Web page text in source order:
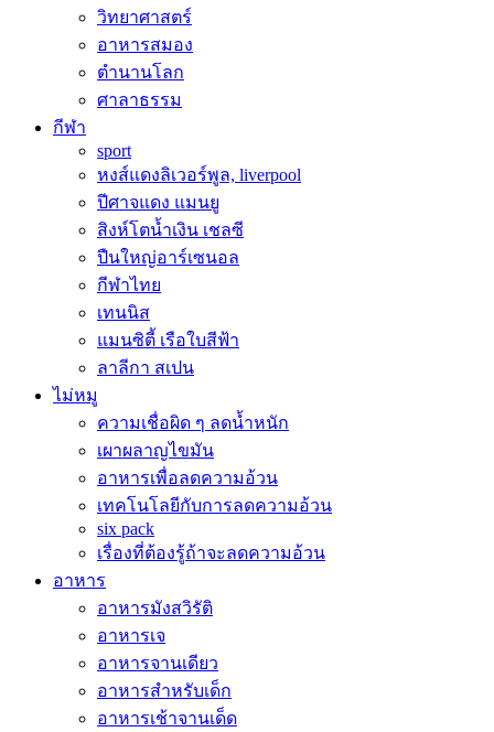
วิทยาศาสตร์
อาหารสมอง
ตำนานโลก
ศาลาธรรม
กีฬา
sport
หงส์แดงลิเวอร์พูล, liverpool
ปีศาจแดง แมนยู
สิงห์โตน้ำเงิน เชลซี
ปืนใหญ่อาร์เซนอล
กีฬาไทย
เทนนิส
แมนซิตี้ เรือใบสีฟ้า
ลาลีกา สเปน
ไม่หมู
ความเชื่อผิด ๆ ลดน้ำหนัก
เผาผลาญไขมัน
อาหารเพื่อลดความอ้วน
เทคโนโลยีกับการลดความอ้วน
six pack
เรื่องที่ต้องรู้ถ้าจะลดความอ้วน
อาหาร
อาหารมังสวิรัติ
อาหารเจ
อาหารจานเดียว
อาหารสำหรับเด็ก
อาหารเช้าจานเด็ด